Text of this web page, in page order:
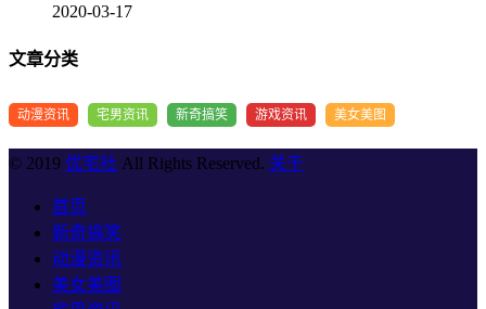
2020-03-17
文章分类
动漫资讯 宅男资讯 新奇搞笑 游戏资讯 美女美图
© 2019 优宅社 All Rights Reserved. 关于
首页
新奇搞笑
动漫资讯
美女美图